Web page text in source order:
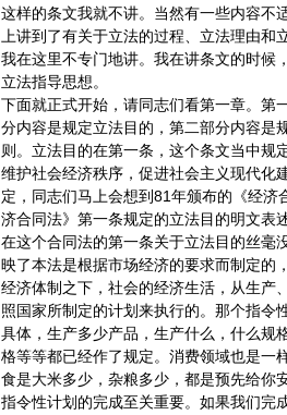
这样的条文我就不讲。当然有一些内容不
上讲到了有关于立法的过程、立法理由和
我在这里不专门地讲。我在讲条文的时候
立法指导思想。
下面就正式开始，请同志们看第一章。第
分内容是规定立法目的，第二部分内容是
则。立法目的在第一条，这个条文当中规
维护社会经济秩序，促进社会主义现代化
定，同志们马上会想到81年颁布的《经
济合同法》第一条规定的立法目的明文表
在这个合同法的第一条关于立法目的丝毫
映了本法是根据市场经济的要求而制定的
经济体制之下，社会的经济生活，从生产
照国家所制定的计划来执行的。那个指令
具体，生产多少产品，生产什么，什么规
格等等都已经作了规定。消费领域也是一
食是大米多少，杂粮多少，都是预先给你
指令性计划的完成至关重要。如果我们完